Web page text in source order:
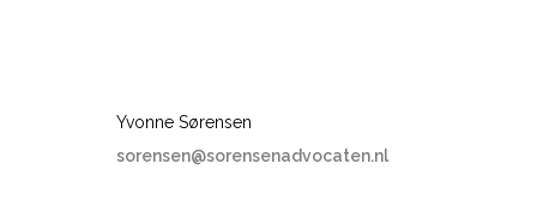
Yvonne Sørensen
sorensen@sorensenadvocaten.nl